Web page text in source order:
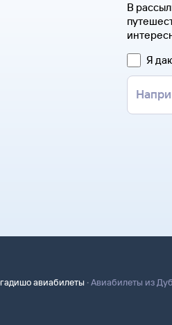
В
Я
авиабилеты ·Авиабилеты из